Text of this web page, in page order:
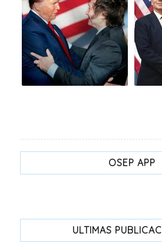
OSEP APP
ULTIMAS